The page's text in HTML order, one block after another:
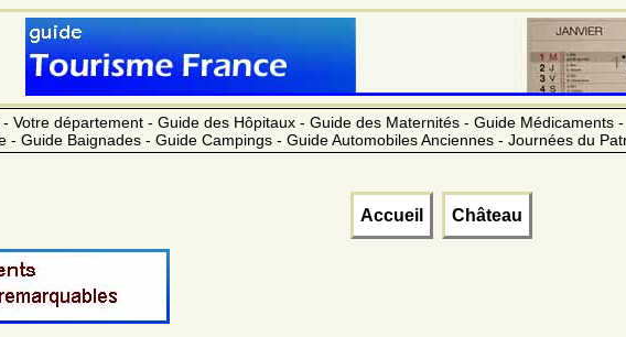
Votre département - Guide des Hôpitaux - Guide des Maternités - Guide Médicaments
- Guide Baignades - Guide Campings - Guide Automobiles Anciennes - Journées du
Accueil Château